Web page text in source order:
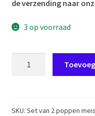
de verzending naar
3 op voorraad
New
SKU: Set van 2 poppen